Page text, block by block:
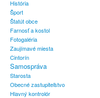
História
Šport
Štatút obce
Farnosť a kostol
Fotogaléria
Zaujímavé miesta
Cintorín
Samospráva
Starosta
Obecné zastupiteľstvo
Hlavný kontrolór